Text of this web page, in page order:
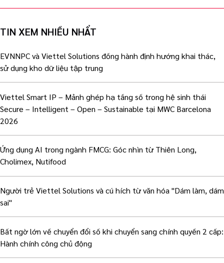
TIN XEM NHIỀU NHẨT
EVNNPC và Viettel Solutions đồng hành định hướng khai thác,
sử dụng kho dữ liệu tập trung
Viettel Smart IP – Mảnh ghép hạ tầng số trong hệ sinh thái
Secure – Intelligent – Open – Sustainable tại MWC Barcelona
2026
Ứng dụng AI trong ngành FMCG: Góc nhìn từ Thiên Long,
Cholimex, Nutifood
Người trẻ Viettel Solutions và cú hích từ văn hóa "Dám làm, dám
sai"
Bất ngờ lớn về chuyển đổi số khi chuyển sang chính quyền 2 cấp:
Hành chính công chủ động